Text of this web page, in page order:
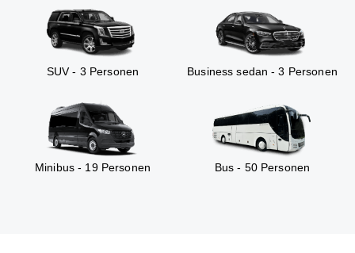
SUV - 3 Personen Business sedan - 3 Personen
Minibus - 19 Personen Bus - 50 Personen